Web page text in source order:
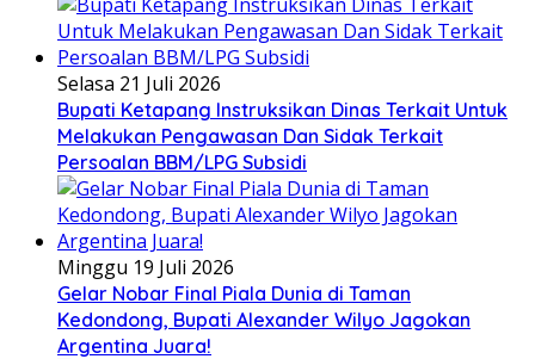
Selasa 21 Juli 2026
Bupati Ketapang Instruksikan Dinas Terkait Untuk
Melakukan Pengawasan Dan Sidak Terkait
Persoalan BBM/LPG Subsidi
Minggu 19 Juli 2026
Gelar Nobar Final Piala Dunia di Taman
Kedondong, Bupati Alexander Wilyo Jagokan
Argentina Juara!